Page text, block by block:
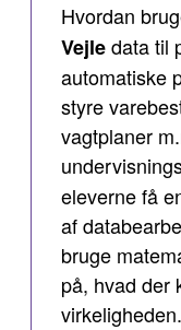
Hvordan
Vejledata til
automatiske
styre
vagtplaner
eleverne få
af
bruge
på, hvad der
virkeligheden.